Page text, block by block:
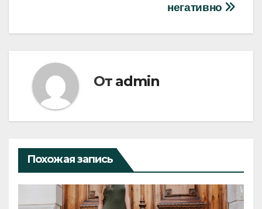
негативно
От admin
Похожая запись